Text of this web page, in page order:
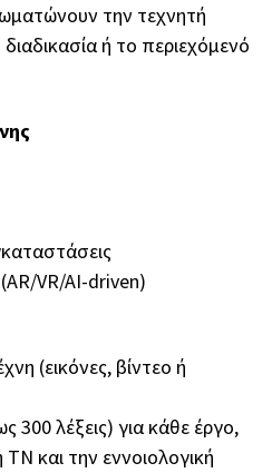
την τεχνητή
ή το περιεχόμενό
VR/AI-driven)
(εικόνες, βίντεο ή
300 λέξεις) για κάθε έργο,
και την εννοιολογική